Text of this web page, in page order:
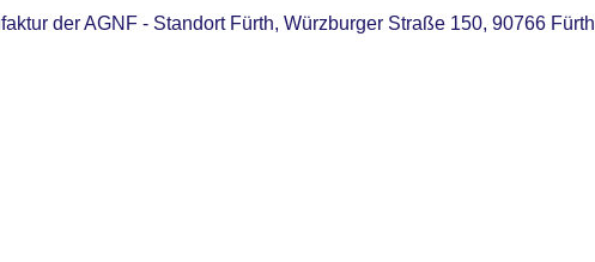
der AGNF - Standort Fürth, Würzburger Straße 150, 90766 Fürth